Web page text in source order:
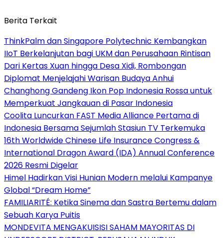
Berita Terkait
ThinkPalm dan Singapore Polytechnic Kembangkan
IIoT Berkelanjutan bagi UKM dan Perusahaan Rintisan
Dari Kertas Xuan hingga Desa Xidi, Rombongan
Diplomat Menjelajahi Warisan Budaya Anhui
Changhong Gandeng Ikon Pop Indonesia Rossa untuk
Memperkuat Jangkauan di Pasar Indonesia
Coolita Luncurkan FAST Media Alliance Pertama di
Indonesia Bersama Sejumlah Stasiun TV Terkemuka
16th Worldwide Chinese Life Insurance Congress &
International Dragon Award (IDA) Annual Conference
2026 Resmi Digelar
Himel Hadirkan Visi Hunian Modern melalui Kampanye
Global “Dream Home”
FAMILIARITÉ: Ketika Sinema dan Sastra Bertemu dalam
Sebuah Karya Puitis
MONDEVITA MENGAKUISISI SAHAM MAYORITAS DI